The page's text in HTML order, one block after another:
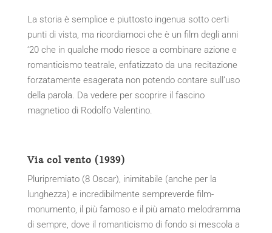
La storia è semplice e piuttosto ingenua sotto certi
punti di vista, ma ricordiamoci che è un film degli anni
‘20 che in qualche modo riesce a combinare azione e
romanticismo teatrale, enfatizzato da una recitazione
forzatamente esagerata non potendo contare sull’uso
della parola. Da vedere per scoprire il fascino
magnetico di Rodolfo Valentino.
Via col vento (1939)
Pluripremiato (8 Oscar), inimitabile (anche per la
lunghezza) e incredibilmente sempreverde film-
monumento, il più famoso e il più amato melodramma
di sempre, dove il romanticismo di fondo si mescola a